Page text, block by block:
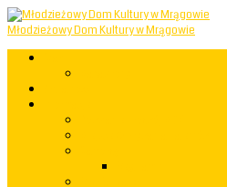
Młodzieżowy Dom Kultury w Mrągowie